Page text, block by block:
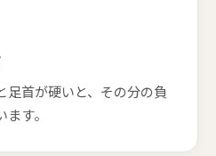
足首が硬いと、その分の負
す。